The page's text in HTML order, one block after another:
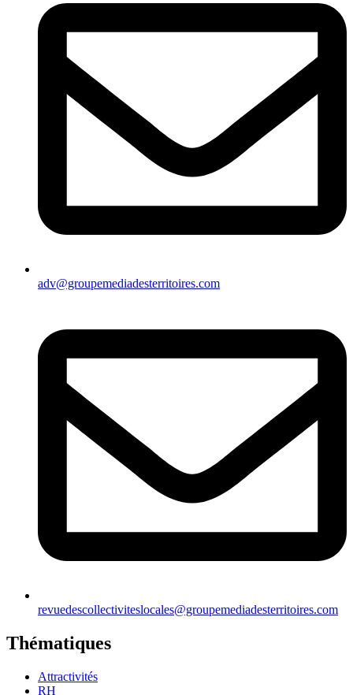
adv@groupemediadesterritoires.com
revuedescollectiviteslocales@groupemediadesterritoires.com
Thématiques
Attractivités
RH